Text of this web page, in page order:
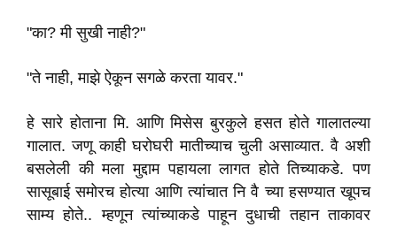
"का? मी सुखी नाही?"
"ते नाही, माझे ऐकून सगळे करता यावर."
हे सारे होताना मि. आणि मिसेस बुरकुले हसत होते गालातल्या
गालात. जणू काही घरोघरी मातीच्याच चुली असाव्यात. वै अशी
बसलेली की मला मुद्दाम पहायला लागत होते तिच्याकडे. पण
सासूबाई समोरच होत्या आणि त्यांचात नि वै च्या हसण्यात खूपच
साम्य होते.. म्हणून त्यांच्याकडे पाहून दुधाची तहान ताकावर